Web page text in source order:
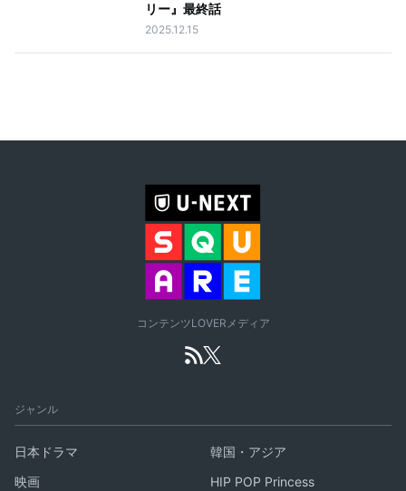
リー』最終話
2025.12.15
コンテンツLOVERメディア
ジャンル
日本ドラマ
韓国・アジア
映画
HIP POP Princess